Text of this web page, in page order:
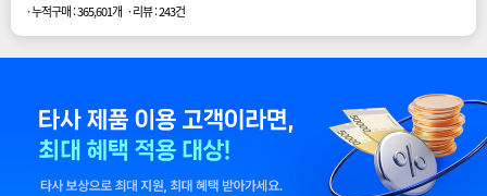
· 누적구매 : 365,601개 · 리뷰 : 243건